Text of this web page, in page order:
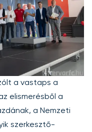
a vastaps a
elismerésből a
a Nemzeti
szerkesztő-